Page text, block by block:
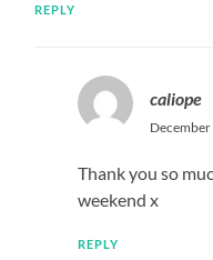
REPLY
caliope
Thank you so
weekend x
REPLY